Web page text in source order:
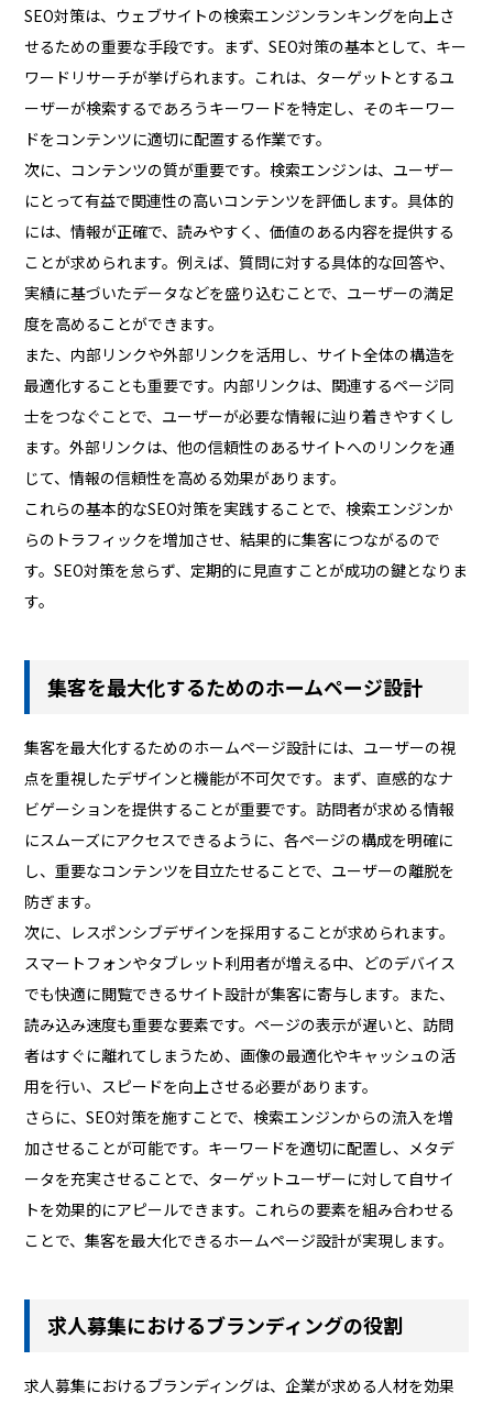
SEO対策は、ウェブサイトの検索エンジンランキングを向上さ
せるための重要な手段です。まず、SEO対策の基本として、キー
ワードリサーチが挙げられます。これは、ターゲットとするユ
ーザーが検索するであろうキーワードを特定し、そのキーワー
ドをコンテンツに適切に配置する作業です。
次に、コンテンツの質が重要です。検索エンジンは、ユーザー
にとって有益で関連性の高いコンテンツを評価します。具体的
には、情報が正確で、読みやすく、価値のある内容を提供する
ことが求められます。例えば、質問に対する具体的な回答や、
実績に基づいたデータなどを盛り込むことで、ユーザーの満足
度を高めることができます。
また、内部リンクや外部リンクを活用し、サイト全体の構造を
最適化することも重要です。内部リンクは、関連するページ同
士をつなぐことで、ユーザーが必要な情報に辿り着きやすくし
ます。外部リンクは、他の信頼性のあるサイトへのリンクを通
じて、情報の信頼性を高める効果があります。
これらの基本的なSEO対策を実践することで、検索エンジンか
らのトラフィックを増加させ、結果的に集客につながるので
す。SEO対策を怠らず、定期的に見直すことが成功の鍵となりま
す。
集客を最大化するためのホームページ設計
集客を最大化するためのホームページ設計には、ユーザーの視
点を重視したデザインと機能が不可欠です。まず、直感的なナ
ビゲーションを提供することが重要です。訪問者が求める情報
にスムーズにアクセスできるように、各ページの構成を明確に
し、重要なコンテンツを目立たせることで、ユーザーの離脱を
防ぎます。
次に、レスポンシブデザインを採用することが求められます。
スマートフォンやタブレット利用者が増える中、どのデバイス
でも快適に閲覧できるサイト設計が集客に寄与します。また、
読み込み速度も重要な要素です。ページの表示が遅いと、訪問
者はすぐに離れてしまうため、画像の最適化やキャッシュの活
用を行い、スピードを向上させる必要があります。
さらに、SEO対策を施すことで、検索エンジンからの流入を増
加させることが可能です。キーワードを適切に配置し、メタデ
ータを充実させることで、ターゲットユーザーに対して自サイ
トを効果的にアピールできます。これらの要素を組み合わせる
ことで、集客を最大化できるホームページ設計が実現します。
求人募集におけるブランディングの役割
求人募集におけるブランディングは、企業が求める人材を効果